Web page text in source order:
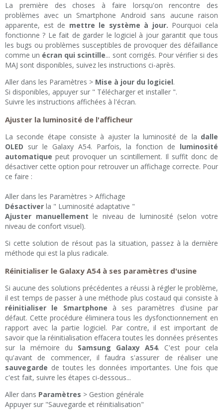
La première des choses à faire lorsqu'on rencontre des
problèmes avec un Smartphone Android sans aucune raison
apparente, est de mettre le système à jour. Pourquoi cela
fonctionne ? Le fait de garder le logiciel à jour garantit que tous
les bugs ou problèmes susceptibles de provoquer des défaillance
comme un écran qui scintille... sont corrigés. Pour vérifier si des
MAJ sont disponibles, suivez les instructions ci-après.
Aller dans les Paramètres > Mise à jour du logiciel.
Si disponibles, appuyer sur " Télécharger et installer ".
Suivre les instructions affichées à l'écran.
Ajuster la luminosité de l'afficheur
La seconde étape consiste à ajuster la luminosité de la dalle
OLED sur le Galaxy A54. Parfois, la fonction de luminosité
automatique peut provoquer un scintillement. Il suffit donc de
désactiver cette option pour retrouver un affichage correcte. Pour
ce faire :
Aller dans les Paramètres > Affichage
Désactiver la " Luminosité adaptative "
Ajuster manuellement le niveau de luminosité (selon votre
niveau de confort visuel).
Si cette solution de résout pas la situation, passez à la dernière
méthode qui est la plus radicale.
Réinitialiser le Galaxy A54 à ses paramètres d'usine
Si aucune des solutions précédentes a réussi à régler le problème,
il est temps de passer à une méthode plus costaud qui consiste à
réinitialiser le Smartphone à ses paramètres d'usine par
défaut. Cette procédure éliminera tous les dysfonctionnement en
rapport avec la partie logiciel. Par contre, il est important de
savoir que la réinitialisation effacera toutes les données présentes
sur la mémoire du Samsung Galaxy A54. C'est pour cela
qu'avant de commencer, il faudra s'assurer de réaliser une
sauvegarde de toutes les données importantes. Une fois que
c'est fait, suivre les étapes ci-dessous...
Aller dans Paramètres > Gestion générale
Appuyer sur "Sauvegarde et réinitialisation"